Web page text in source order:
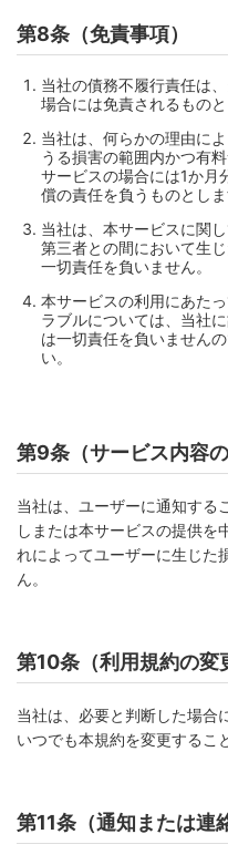
第8条（免責事項）
当社の債務不履行責任は
場合には免責されるものと
当社は、何らかの理由に
うる損害の範囲内かつ有
サービスの場合には1か月
償の責任を負うものとしま
当社は、本サービスに関
第三者との間において生
一切責任を負いません。
本サービスの利用にあた
ラブルについては、当社
は一切責任を負いません
い。
第9条（サービス内容の
当社は、ユーザーに通知する
しまたは本サービスの提供を
れによってユーザーに生じた
ん。
第10条（利用規約の変
当社は、必要と判断した場合
いつでも本規約を変更するこ
第11条（通知または連